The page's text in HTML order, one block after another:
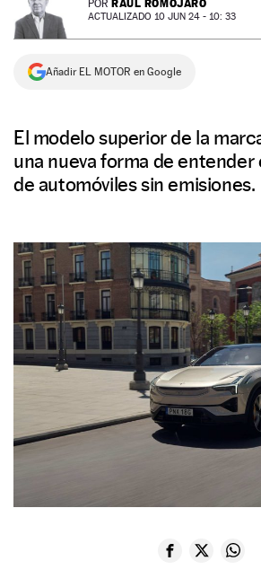
NEWSLETTER
SÍGUENOS
POR RAÚL ROMOJARO
ACTUALIZADO 10 JUN 24 - 10: 33
Añadir EL MOTOR en Google
El modelo superior de la
una nueva forma de
de automóviles sin emisiones.